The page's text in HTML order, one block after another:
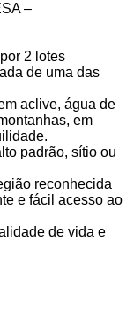
–
2 lotes
de uma das
aclive, água de
em
padrão, sítio ou
reconhecida
e fácil acesso ao
de vida e